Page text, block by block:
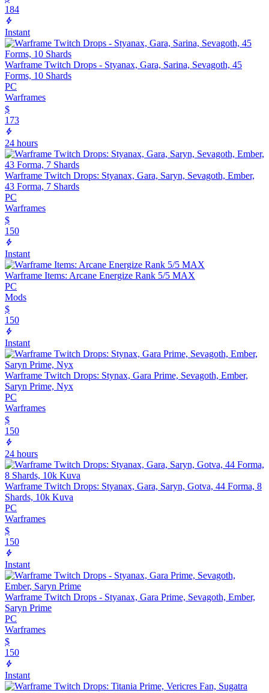
184
Instant
Warframe Twitch Drops - Styanax, Gara, Sarina, Sevagoth, 45
Forms, 10 Shards
PC
Warframes
$
173
24 hours
Warframe Twitch Drops: Styanax, Gara, Saryn, Sevagoth, Ember,
43 Forma, 7 Shards
PC
Warframes
$
150
Instant
Warframe Items: Arcane Energize Rank 5/5 MAX
PC
Mods
$
150
Instant
Warframe Twitch Drops: Stynax, Gara Prime, Sevagoth, Ember,
Saryn Prime, Nyx
PC
Warframes
$
150
24 hours
Warframe Twitch Drops: Styanax, Gara, Saryn, Gotva, 44 Forma, 8
Shards, 10k Kuva
PC
Warframes
$
150
Instant
Warframe Twitch Drops - Styanax, Gara Prime, Sevagoth, Ember,
Saryn Prime
PC
Warframes
$
150
Instant